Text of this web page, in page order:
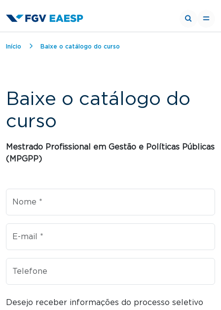
Trilha de navegação
Início Baixe o catálogo do curso
Baixe o catálogo do
curso
Curso
Mestrado Profissional em Gestão e Políticas Públicas
(MPGPP)
Desejo receber informações do processo seletivo